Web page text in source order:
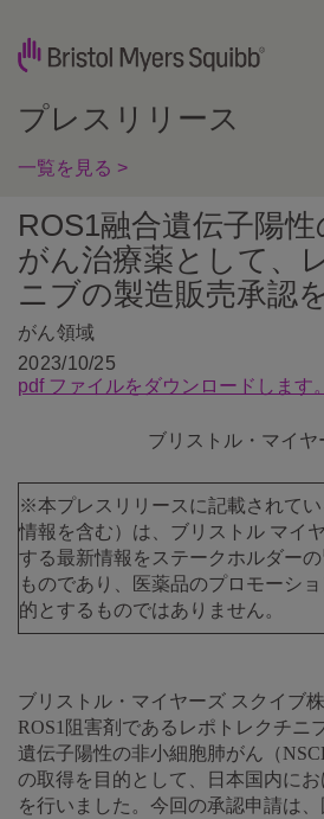
プレスリリース
一覧を見る >
ROS1融合遺伝子陽
がん治療薬として、
ニブの製造販売承認
がん領域
2023/10/25
pdf ファイルをダウンロードします。
ブリストル・マイ
※本プレスリリースに記載されて
情報を含む）は、ブリストル マイ
する最新情報をステークホルダー
ものであり、医薬品のプロモーシ
的とするものではありません。
ブリストル・マイヤーズ スクイブ
ROS1阻害剤であるレポトレクチニ
遺伝子陽性の非小細胞肺がん（
の取得を目的として、日本国内に
を行いました。今回の承認申請は